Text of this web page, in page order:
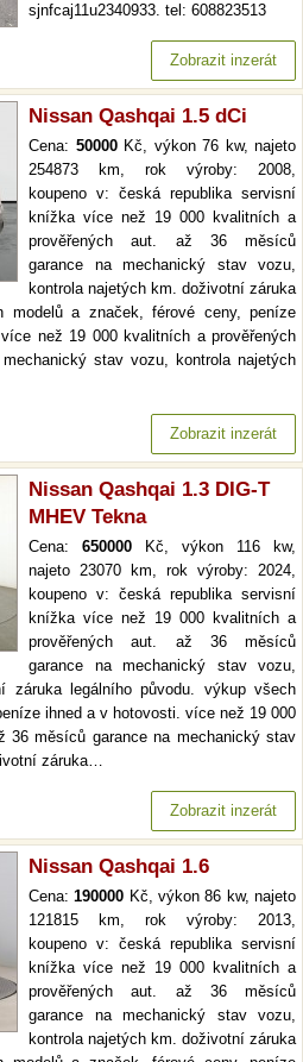
sjnfcaj11u2340933. tel: 608823513
Zobrazit inzerát
Nissan Qashqai 1.5 dCi
Cena: 50000Kč, výkon 76 kw, najeto
254873 km, rok výroby: 2008,
koupeno v: česká republika servisní
knížka více než 19 000 kvalitních a
prověřených aut. až 36 měsíců
garance na mechanický stav vozu,
kontrola najetých km. doživotní záruka
modelů a značek, férové ceny, peníze
než 19 000 kvalitních a prověřených
stav vozu, kontrola najetých
Zobrazit inzerát
Nissan Qashqai 1.3 DIG-T
MHEV Tekna
Cena: 650000 Kč, výkon 116 kw,
najeto 23070 km, rok výroby: 2024,
koupeno v: česká republika servisní
knížka více než 19 000 kvalitních a
prověřených aut. až 36 měsíců
garance na mechanický stav vozu,
záruka legálního původu. výkup všech
ihned a v hotovosti. více než 19 000
36 měsíců garance na mechanický stav
záruka…
Zobrazit inzerát
Nissan Qashqai 1.6
Cena:190000 Kč, výkon 86 kw, najeto
121815 km, rok výroby: 2013,
koupeno v: česká republika servisní
knížka více než 19 000 kvalitních a
prověřených aut. až 36 měsíců
garance na mechanický stav vozu,
kontrola najetých km. doživotní záruka